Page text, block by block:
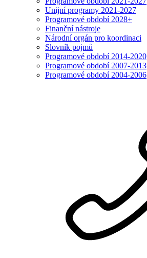
Unijní programy 2021-2027
Programové období 2028+
Finanční nástroje
Národní orgán pro koordinaci
Slovník pojmů
Programové období 2014-2020
Programové období 2007-2013
Programové období 2004-2006